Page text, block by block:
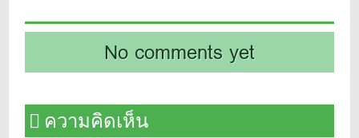
No comments yet
ความคิดเห็น